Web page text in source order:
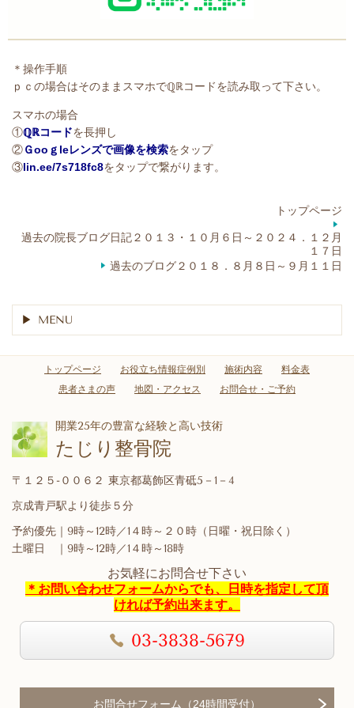
＊操作手順
ｐｃの場合はそのままスマホでℚℝコードを読み取って下さい。
スマホの場合
①ℚℝコードを長押し
②Ｇooｇleレンズで画像を検索をタップ
③lin.ee/7s718fc8をタップで繋がります。
トップページ
過去の院長ブログ日記２０１３・１０月６日～２０２４．１２月
１７日
過去のブログ２０１８．８月８日～９月１１日
MENU
トップページ お役立ち情報症例別 施術内容
料金表
患者さまの声
地図・アクセス お問合せ・ご予約
開業25年の豊富な経験と高い技術
たじり整骨院
〒１２５-００６２ 東京都葛飾区青砥5－1－4
京成青戸駅より徒歩５分
予約優先｜9時～12時／1４時～２０時（日曜・祝日除く）
土曜日 ｜9時～12時／1４時～18時
お気軽にお問合せ下さい
＊お問い合わせフォームからでも、
日時を指定して頂
ければ予約出来ます。
03-3838-5679
お問合せフォーム（24時間受付）